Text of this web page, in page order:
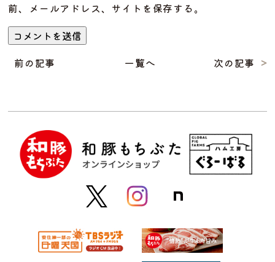
前、メールアドレス、サイトを保存する。
前の記事 一覧へ 次の記事 >